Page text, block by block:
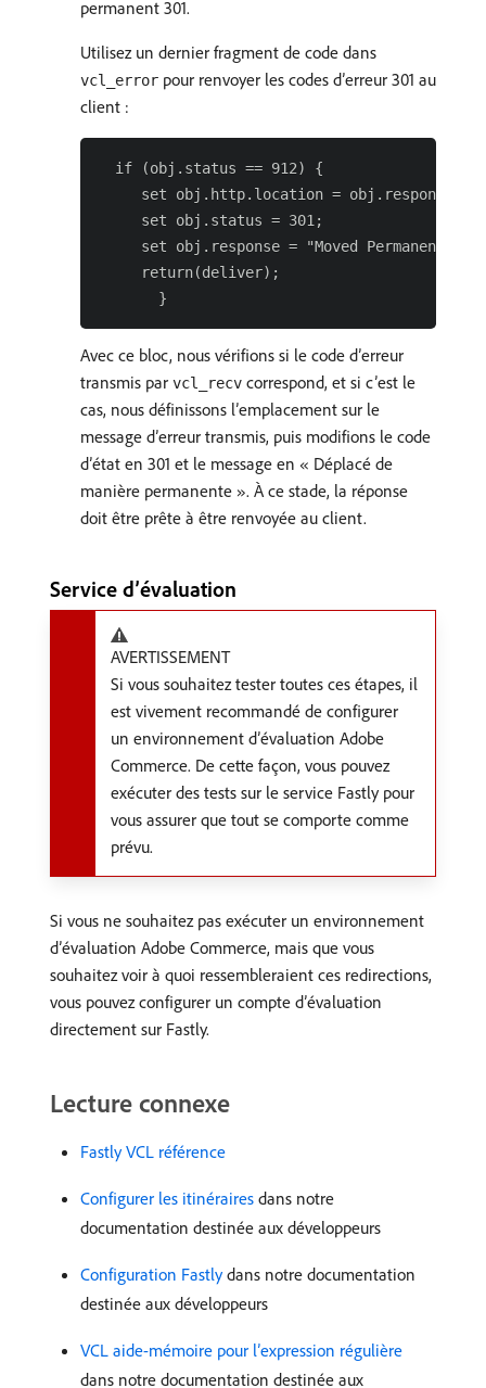
permanent 301.
Utilisez un dernier fragment de code dans
vcl_error pour renvoyer les codes d’erreur 301 au
client :
  if (obj.status == 912) {
     set obj.http.location = obj.response;
     set obj.status = 301;
     set obj.response = "Moved Permanently";
     return(deliver);
Avec ce bloc, nous vérifions si le code d’erreur
transmis par vcl_recv correspond, et si c’est le
cas, nous définissons l’emplacement sur le
message d’erreur transmis, puis modifions le code
d’état en 301 et le message en « Déplacé de
manière permanente ». À ce stade, la réponse
doit être prête à être renvoyée au client.
Service d’évaluation
AVERTISSEMENT
Si vous souhaitez tester toutes ces étapes, il
est vivement recommandé de configurer
un environnement d’évaluation Adobe
Commerce. De cette façon, vous pouvez
exécuter des tests sur le service Fastly pour
vous assurer que tout se comporte comme
prévu.
Si vous ne souhaitez pas exécuter un environnement
d’évaluation Adobe Commerce, mais que vous
souhaitez voir à quoi ressembleraient ces redirections,
vous pouvez configurer un compte d’évaluation
directement sur Fastly.
Lecture connexe
Fastly VCL référence
Configurer les itinéraires dans notre
documentation destinée aux développeurs
Configuration Fastlydans notre documentation
destinée aux développeurs
VCL aide-mémoire pour l’expression régulière ​
dans notre documentation destinée aux